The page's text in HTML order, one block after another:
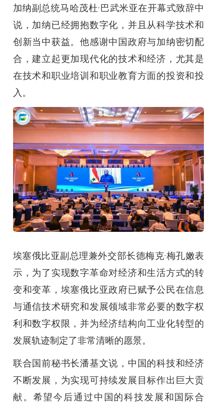
加纳副总统马哈茂杜·巴武米亚在开幕式致辞中
说，加纳已经拥抱数字化，并且从科学技术和
创新当中获益。他感谢中国政府与加纳密切配
合，建立起更加现代化的技术和经济，尤其是
在技术和职业培训和职业教育方面的投资和投
入。
埃塞俄比亚副总理兼外交部长德梅克·梅孔嫩表
示，为了实现数字革命对经济和生活方式的转
变和变革，埃塞俄比亚政府已赋予公民在信息
与通信技术研究和发展领域非常必要的数字权
利和数字权限，并为经济结构向工业化转型的
发展轨迹制定了非常清晰的愿景。
联合国前秘书长潘基文说，中国的科技和经济
不断发展，为实现可持续发展目标作出巨大贡
献。希望今后通过中国的科技发展和国际合